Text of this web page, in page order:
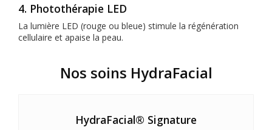
4. Photothérapie LED
La lumière LED (rouge ou bleue) stimule la régénération
cellulaire et apaise la peau.
Nos soins HydraFacial
HydraFacial® Signature